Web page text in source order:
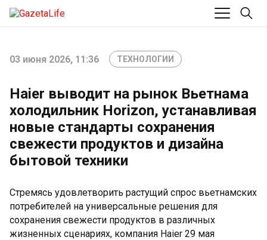
03 июня 2026, 11:36 ТЕХНОЛОГИИ
Haier выводит на рынок Вьетнама
холодильник Horizon, устанавливая
новые стандарты сохранения
свежести продуктов и дизайна
бытовой техники
Стремясь удовлетворить растущий спрос вьетнамских
потребителей на универсальные решения для
сохранения свежести продуктов в различных
жизненных сценариях, компания Haier 29 мая